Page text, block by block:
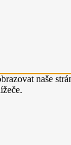
naše